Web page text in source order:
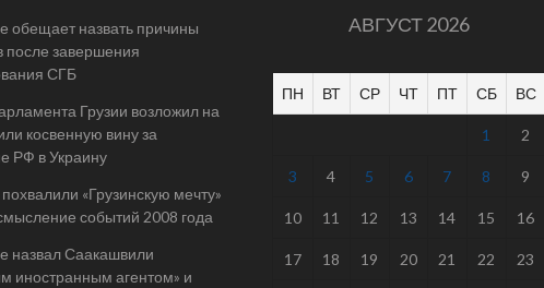
обещает назвать причины
после завершения
СГБ
Грузии возложил на
косвенную вину за
РФ в Украину
«Грузинскую мечту»
событий 2008 года
назвал Саакашвили
иностранным агентом» и
АВГУСТ 2026
ПН ВТ СР ЧТ ПТ СБ ВС
1 2
3 4 5 6 7 8 9
10 11 12 13 14 15 16
17 18 19 20 21 22 23